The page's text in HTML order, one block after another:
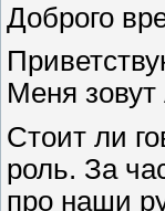
Доброго
Меня
Стоит ли
роль. За
про наши